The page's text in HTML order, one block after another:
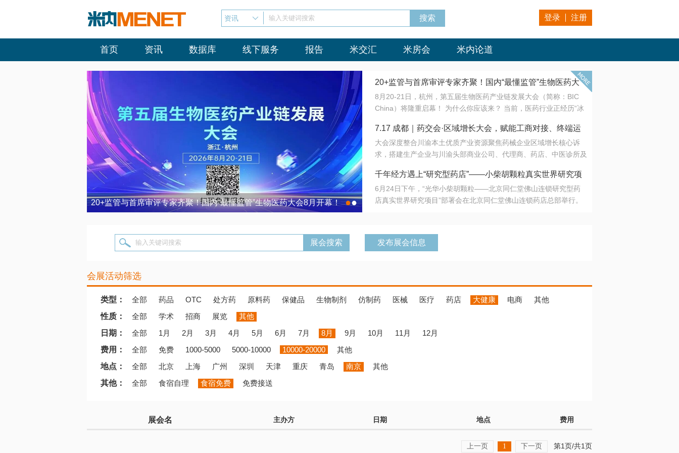
资讯 输入关键词搜索 登录 注册
首页 资讯 数据库 线下服务 报告 米交汇 米房会 米内论道
20+监管与首席审评专家齐聚！国内“最懂监管”生物医药大会8月开幕！ 7.17 成都｜药交会·区域增长大会，赋能工商对接、终端运营
●●
20+监管与首席审评专家齐聚！国内“最懂监管”生物医药大
会8月开幕！
8月20-21日，杭州，第五届生物医药产业链发展大会（简称：BIC
China）将隆重启幕！ 为什么你应该来？ 当前，医药行业正经历“冰
法正重新定义研发效率；另一端是创新药“最后一公里”的支付与入院
难题，呼唤更成熟的产业生态。 同质化“内卷”已无出路，全产业链协
同与出海能力建设才是破局关键。 本届大会以 “重构生态，定义未
算力突围；从中药创新、复杂药物制剂、CGT、多肽与小核酸的技
术攻坚，到CDMO的柔性智造。 我们致力于打破壁垒，让“实验
室”与“生产线”、“研发端”与“支付端”深度对话，更让监管、产业、资
7.17 成都｜药交会·区域增长大会，赋能工商对接、终端运
营
大会深度整合川渝本土优质产业资源聚焦药械企业区域增长核心诉
求，搭建生产企业与川渝头部商业公司、代理商、药店、中医诊所及
域增量份额夯实西南市场战略布局
千年经方遇上“研究型药店”——小柴胡颗粒真实世界研究项
目在北京同仁堂佛山连锁启动
6月24日下午，“光华小柴胡颗粒——北京同仁堂佛山连锁研究型药
店真实世界研究项目”部署会在北京同仁堂佛山连锁药店总部举行。
输入关键词搜索 发布展会信息
会展活动筛选
类型： 全部 药品 OTC 处方药 原料药 保健品 生物制剂 仿制药 医械 医疗 药店 大健康 电商
其他
性质：
全部 学术 招商 展览
其他
日期：
全部 1月 2月 3月 4月 5月 6月 7月 8月 9月 10月 11月
12月
费用：
全部 免费 1000-5000 5000-10000 10000-20000
其他
地点：
全部 北京 上海 广州 深圳 天津 重庆 青岛 南京
其他
其他：
全部 食宿自理 食宿免费 免费接送
展会名 主办方 日期 地点 费用
上一页 1 下一页 第1页/共1页